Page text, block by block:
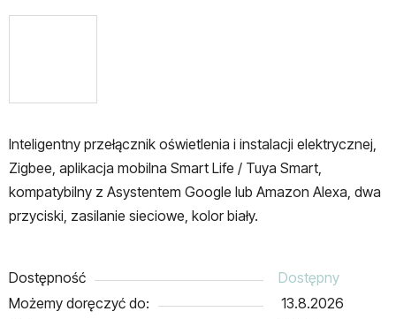
Inteligentny przełącznik oświetlenia i instalacji elektrycznej,
Zigbee, aplikacja mobilna Smart Life / Tuya Smart,
kompatybilny z Asystentem Google lub Amazon Alexa, dwa
przyciski, zasilanie sieciowe, kolor biały.
Dostępność
Dostępny
Możemy doręczyć do:
13.8.2026